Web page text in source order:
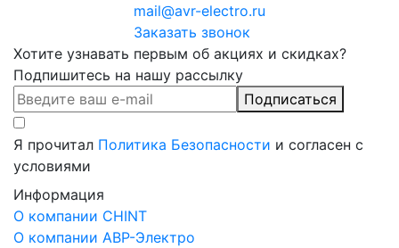
mail@avr-electro.ru
Заказать звонок
Хотите узнавать первым об акциях и скидках?
Подпишитесь на нашу рассылку
Подписаться
Я прочитал Политика Безопасности и согласен с
условиями
Информация
О компании CHINT
О компании АВР-Электро